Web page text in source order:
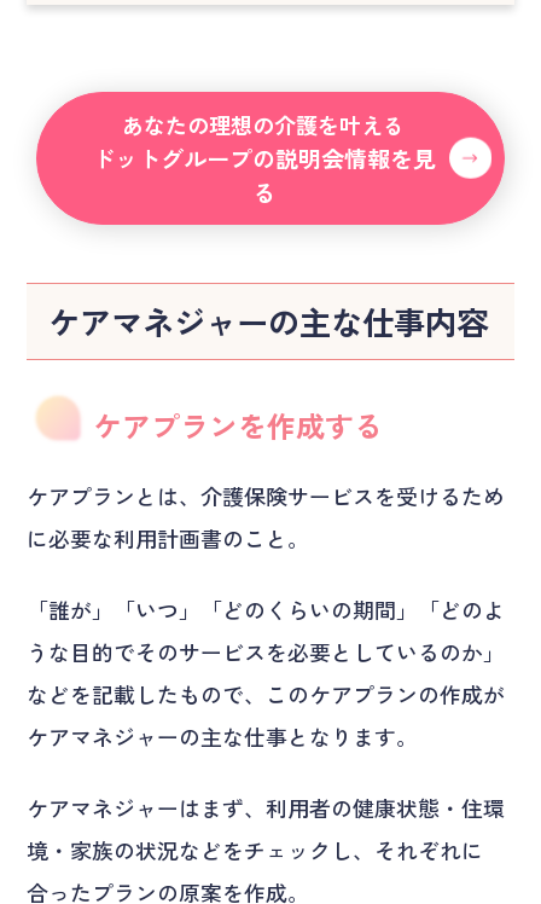
あなたの理想の介護を叶える
ドットグループの説明会情報を見
る
ケアマネジャーの主な仕事内容
ケアプランを作成する
ケアプランとは、介護保険サービスを受けるため
に必要な利用計画書のこと。
「誰が」「いつ」「どのくらいの期間」「どのよ
うな目的でそのサービスを必要としているのか」
などを記載したもので、このケアプランの作成が
ケアマネジャーの主な仕事となります。
ケアマネジャーはまず、利用者の健康状態・住環
境・家族の状況などをチェックし、それぞれに
合ったプランの原案を作成。